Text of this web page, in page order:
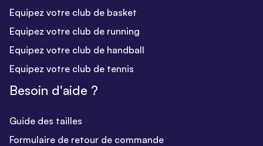
Equipez votre club de basket
Equipez votre club de running
Equipez votre club de handball
Equipez votre club de tennis
Besoin d'aide ?
Guide des tailles
Formulaire de retour de commande